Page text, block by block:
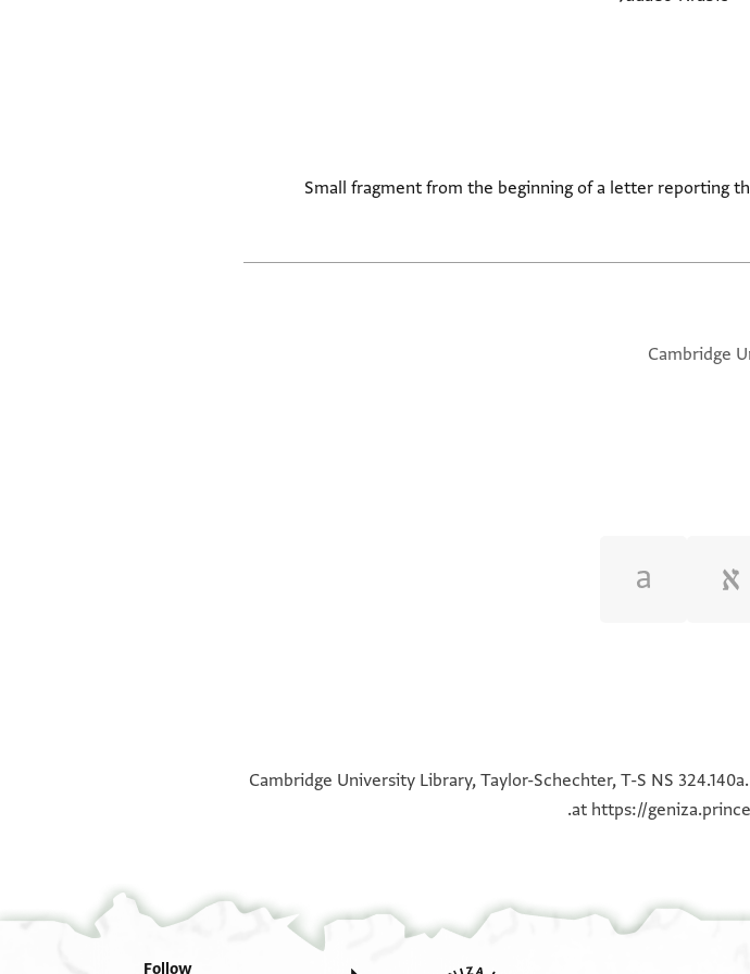
Small fragment from the beginning of a letter reporting
Cambridge
Cambridge University Library, Taylor-Schechter, T-S NS
at https://
Follow